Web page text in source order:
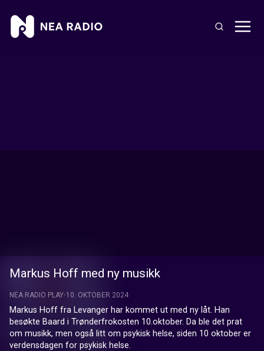
Markus Hoff med ny musikk
NEA RADIO PLAY 10. OKTOBER 2024
Markus Hoff fra Levanger har kommet ut med ny låt. Han
besøkte Baard i Trønderfrokosten 10.oktober. Da ble det prat
om musikk, men også litt om psykisk helse, siden 10 oktober er
verdensdagen for psykisk helse.